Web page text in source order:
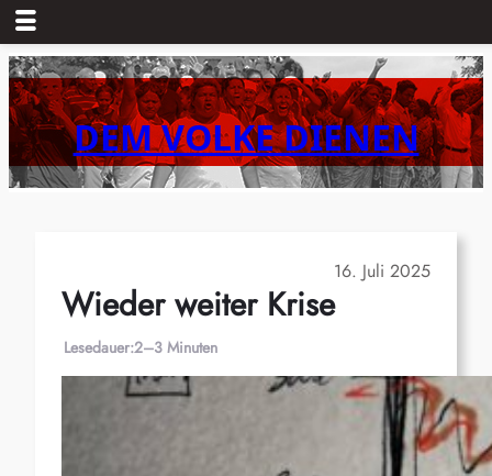
Zum
Inhalt
springenDEM VOLKE DIENEN
16. Juli 2025
Wieder weiter Krise
Lesedauer:2–3 Minuten